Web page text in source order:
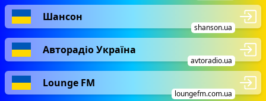
Шансон
shanson.ua
Авторадіо Україна
avtoradio.ua
Lounge FM
loungefm.com.ua